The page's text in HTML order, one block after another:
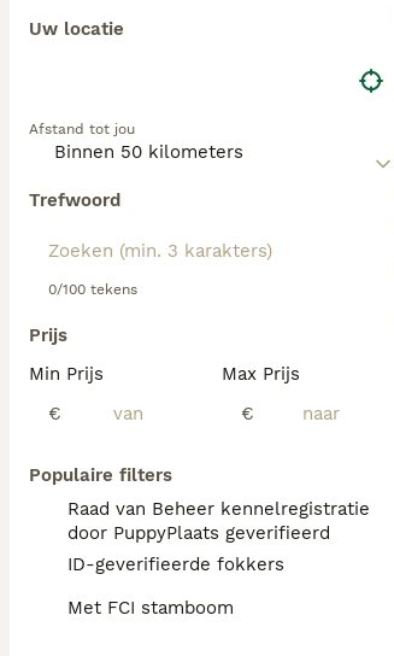
Uw locatie
Afstand tot jou
Trefwoord
0/100 tekens
Prijs
Min Prijs
€
Max Prijs
€
Populaire filters
Raad van Beheer kennelregistratie
door PuppyPlaats geverifieerd
ID-geverifieerde fokkers
Met FCI stamboom